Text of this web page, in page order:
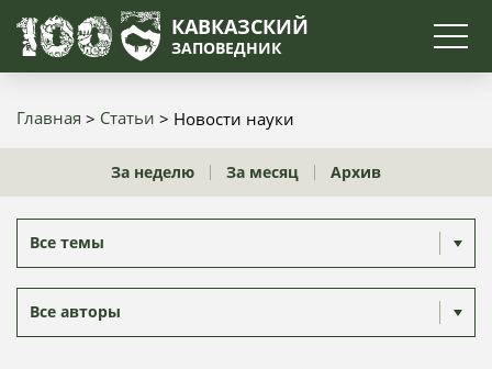
КАВКАЗСКИЙ
ЗАПОВЕДНИК
Поиск
Строка
навигации
Главная Статьи Новости науки
За неделю За месяц Архив